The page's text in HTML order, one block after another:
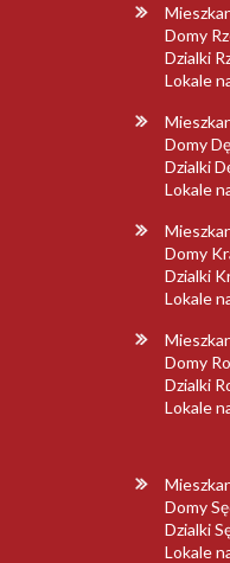
Domy
Dzialki
Lokale
Domy
Dzialki
Lokale
Domy
Dzialki
Lokale
Domy
Dzialki
Lokale
Domy
Dzialki
Lokale